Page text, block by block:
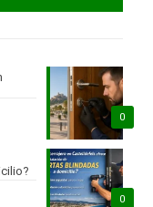
0
0